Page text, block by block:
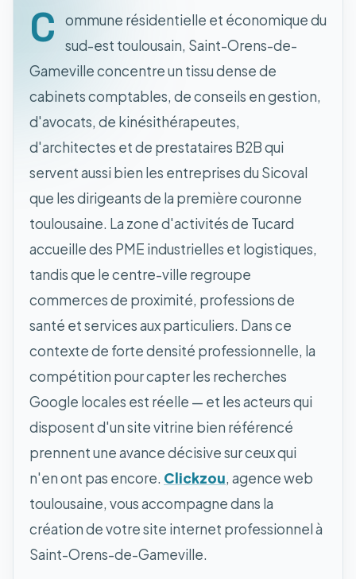
C
ommune résidentielle et économique du
sud-est toulousain, Saint-Orens-de-
Gameville concentre un tissu dense de
cabinets comptables, de conseils en gestion,
d'avocats, de kinésithérapeutes,
d'architectes et de prestataires B2B qui
servent aussi bien les entreprises du Sicoval
que les dirigeants de la première couronne
toulousaine. La zone d'activités de Tucard
accueille des PME industrielles et logistiques,
tandis que le centre-ville regroupe
commerces de proximité, professions de
santé et services aux particuliers. Dans ce
contexte de forte densité professionnelle, la
compétition pour capter les recherches
Google locales est réelle — et les acteurs qui
disposent d'un site vitrine bien référencé
prennent une avance décisive sur ceux qui
n'en ont pas encore. Clickzou, agence web
toulousaine, vous accompagne dans la
création de votre site internet professionnel à
Saint-Orens-de-Gameville.